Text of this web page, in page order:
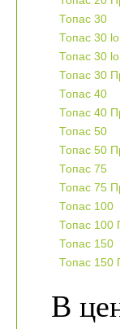
Топас 30
Топас 30
Топас 30
Топас 30
Топас 40
Топас 40
Топас 50
Топас 50
Топас 75
Топас 75
Топас 100
Топас 100
Топас 150
Топас 150
В